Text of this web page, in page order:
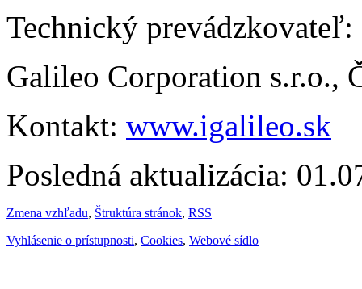
Technický prevádzkovateľ:
Galileo Corporation s.r.o.,
Kontakt: www.igalileo.sk
Posledná aktualizácia:
Zmena vzhľadu, Štruktúra stránok, RSS
Vyhlásenie o prístupnosti, Cookies, Webové sídlo